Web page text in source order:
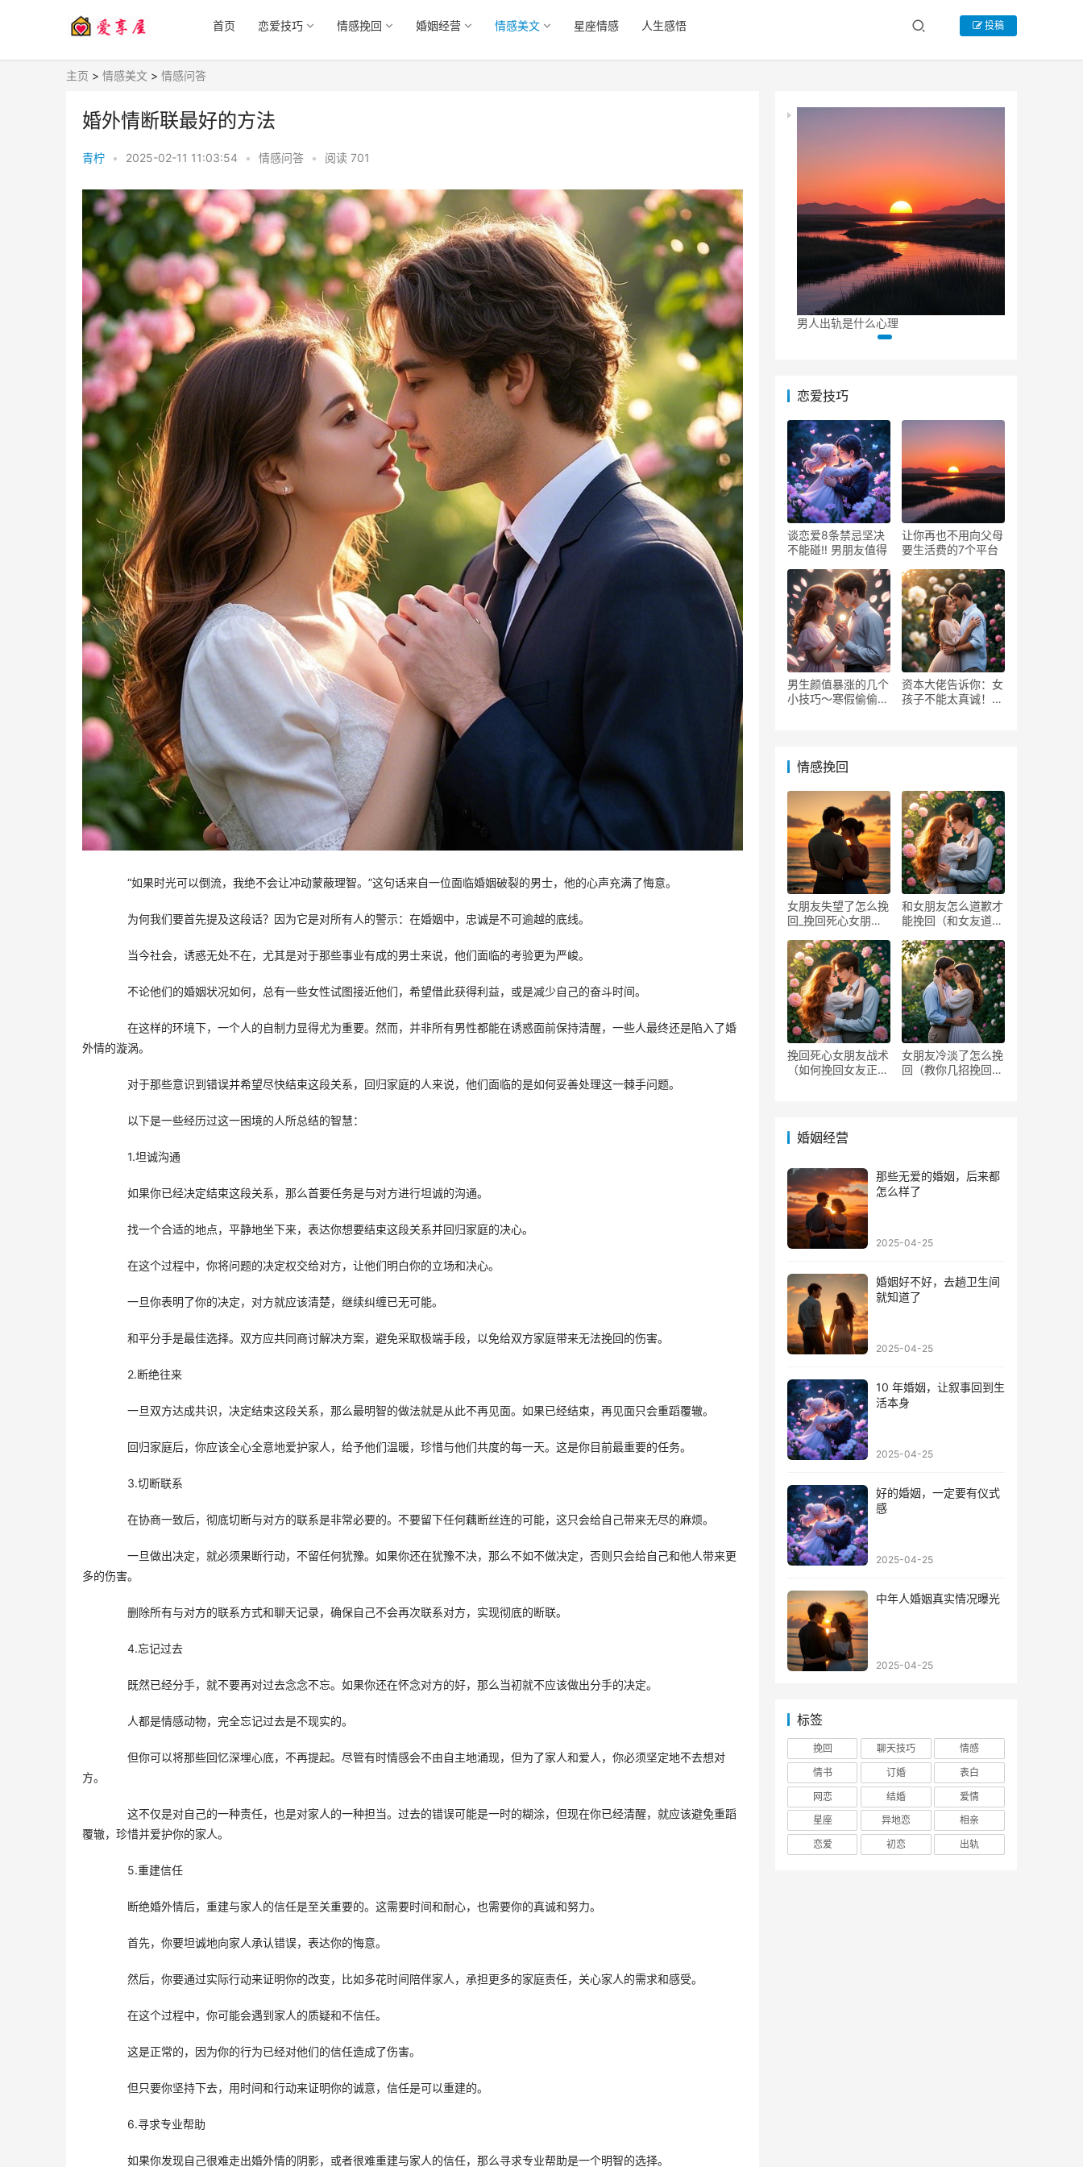
首页 恋爱技巧 情感挽回 婚姻经营 情感美文 星座情感 人生感悟 投稿
主页 > 情感美文 > 情感问答
婚外情断联最好的方法
青柠 • 2025-02-11 11:03:54 • 情感问答 • 阅读 701
“如果时光可以倒流，我绝不会让冲动蒙蔽理智。”这句话来自一位面临婚姻破裂的男士，他的心声充满了悔意。
为何我们要首先提及这段话？因为它是对所有人的警示：在婚姻中，忠诚是不可逾越的底线。
当今社会，诱惑无处不在，尤其是对于那些事业有成的男士来说，他们面临的考验更为严峻。
不论他们的婚姻状况如何，总有一些女性试图接近他们，希望借此获得利益，或是减少自己的奋斗时间。
在这样的环境下，一个人的自制力显得尤为重要。然而，并非所有男性都能在诱惑面前保持清醒，一些人最终还是陷入了婚
外情的漩涡。
对于那些意识到错误并希望尽快结束这段关系，回归家庭的人来说，他们面临的是如何妥善处理这一棘手问题。
以下是一些经历过这一困境的人所总结的智慧：
1.坦诚沟通
如果你已经决定结束这段关系，那么首要任务是与对方进行坦诚的沟通。
找一个合适的地点，平静地坐下来，表达你想要结束这段关系并回归家庭的决心。
在这个过程中，你将问题的决定权交给对方，让他们明白你的立场和决心。
一旦你表明了你的决定，对方就应该清楚，继续纠缠已无可能。
和平分手是最佳选择。双方应共同商讨解决方案，避免采取极端手段，以免给双方家庭带来无法挽回的伤害。
2.断绝往来
一旦双方达成共识，决定结束这段关系，那么最明智的做法就是从此不再见面。如果已经结束，再见面只会重蹈覆辙。
回归家庭后，你应该全心全意地爱护家人，给予他们温暖，珍惜与他们共度的每一天。这是你目前最重要的任务。
3.切断联系
在协商一致后，彻底切断与对方的联系是非常必要的。不要留下任何藕断丝连的可能，这只会给自己带来无尽的麻烦。
一旦做出决定，就必须果断行动，不留任何犹豫。如果你还在犹豫不决，那么不如不做决定，否则只会给自己和他人带来更
多的伤害。
删除所有与对方的联系方式和聊天记录，确保自己不会再次联系对方，实现彻底的断联。
4.忘记过去
既然已经分手，就不要再对过去念念不忘。如果你还在怀念对方的好，那么当初就不应该做出分手的决定。
人都是情感动物，完全忘记过去是不现实的。
但你可以将那些回忆深埋心底，不再提起。尽管有时情感会不由自主地涌现，但为了家人和爱人，你必须坚定地不去想对
方。
这不仅是对自己的一种责任，也是对家人的一种担当。过去的错误可能是一时的糊涂，但现在你已经清醒，就应该避免重蹈
覆辙，珍惜并爱护你的家人。
5.重建信任
断绝婚外情后，重建与家人的信任是至关重要的。这需要时间和耐心，也需要你的真诚和努力。
首先，你要坦诚地向家人承认错误，表达你的悔意。
然后，你要通过实际行动来证明你的改变，比如多花时间陪伴家人，承担更多的家庭责任，关心家人的需求和感受。
在这个过程中，你可能会遇到家人的质疑和不信任。
这是正常的，因为你的行为已经对他们的信任造成了伤害。
但只要你坚持下去，用时间和行动来证明你的诚意，信任是可以重建的。
6.寻求专业帮助
如果你发现自己很难走出婚外情的阴影，或者很难重建与家人的信任，那么寻求专业帮助是一个明智的选择。
怎么挽救没感情的婚姻 男人真分手的表现 男人出轨是什么心理
恋爱技巧
谈恋爱8条禁忌坚决
不能碰‼️ 男朋友值得
让你再也不用向父母
要生活费的7个平台
男生颜值暴涨的几个
小技巧～寒假偷偷逆
资本大佬告诉你：女
孩子不能太真诚！大
情感挽回
女朋友失望了怎么挽
回_挽回死心女朋友
和女朋友怎么道歉才
能挽回（和女友道歉
挽回死心女朋友战术
（如何挽回女友正确
女朋友冷淡了怎么挽
回（教你几招挽回她
婚姻经营
那些无爱的婚姻，后来都
怎么样了
2025-04-25
婚姻好不好，去趟卫生间
就知道了
2025-04-25
10 年婚姻，让叙事回到生
活本身
2025-04-25
好的婚姻，一定要有仪式
感
2025-04-25
中年人婚姻真实情况曝光
2025-04-25
标签
挽回 聊天技巧
情感
情书
订婚
表白
网恋
结婚
爱情
星座
异地恋
相亲
恋爱
初恋 出轨